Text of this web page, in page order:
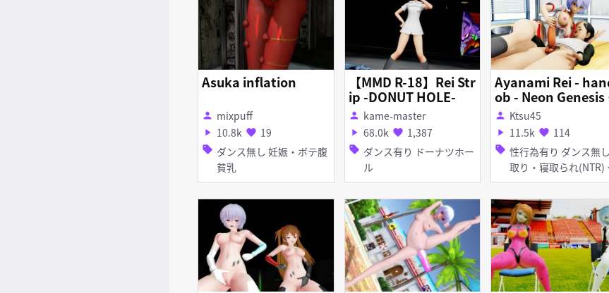
Asuka inflation
person mixpuff
play_arrow 10.8k favorite 19
sell ダンス無し 妊娠・ボテ腹
貧乳
【MMD R-18】Rei Str
ip -DONUT HOLE-
person kame-master
play_arrow 68.0k favorite 1,387
sell ダンス有り ドーナツホー
ル
Ayanami Rei -
ob - Neon Genesis
angelion sex 綾波 レ
イ セックス 新世紀エ
ヴァンゲリオン ntr
person Ktsu45
play_arrow 11.5k favorite 114
sell 性行為有り ダンス無し 寝
取り・寝取られ(NTR) 巨
乳 手コキ 女性上位